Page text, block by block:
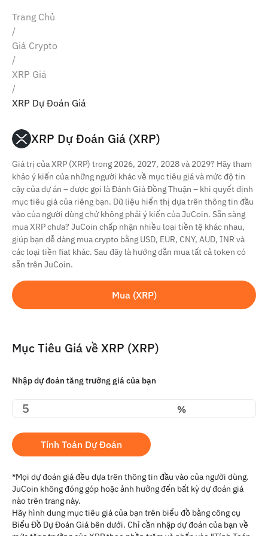
Trang Chủ
/
Giá Crypto
/
XRP Giá
/
XRP Dự Đoán Giá
XRP Dự Đoán Giá (XRP)
Giá trị của XRP (XRP) trong 2026, 2027, 2028 và 2029? Hãy tham
khảo ý kiến ​​của những người khác về mục tiêu giá và mức độ tin
cậy của dự án – được gọi là Đánh Giá Đồng Thuận – khi quyết định
mục tiêu giá của riêng bạn. Dữ liệu hiển thị dựa trên thông tin đầu
vào của người dùng chứ không phải ý kiến ​​của JuCoin. Sẵn sàng
mua XRP chưa? JuCoin chấp nhận nhiều loại tiền tệ khác nhau,
giúp bạn dễ dàng mua crypto bằng USD, EUR, CNY, AUD, INR và
các loại tiền fiat khác. Sau đây là hướng dẫn mua tất cả token có
sẵn trên JuCoin.
Mua (XRP)
Mục Tiêu Giá về XRP (XRP)
Nhập dự đoán tăng trưởng giá của bạn
%
Tính Toán Dự Đoán
*Mọi dự đoán giá đều dựa trên thông tin đầu vào của người dùng.
JuCoin không đóng góp hoặc ảnh hưởng đến bất kỳ dự đoán giá
nào trên trang này.
Hãy hình dung mục tiêu giá của bạn trên biểu đồ bằng công cụ
Biểu Đồ Dự Đoán Giá bên dưới. Chỉ cần nhập dự đoán của bạn về